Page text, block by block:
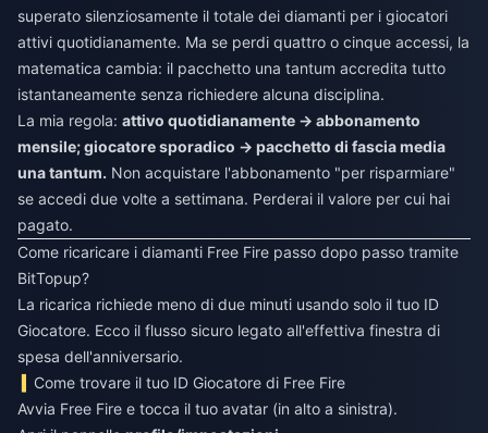
superato silenziosamente il totale dei diamanti per i giocatori
attivi quotidianamente. Ma se perdi quattro o cinque accessi, la
matematica cambia: il pacchetto una tantum accredita tutto
istantaneamente senza richiedere alcuna disciplina.
La mia regola: attivo quotidianamente → abbonamento
mensile; giocatore sporadico → pacchetto di fascia media
una tantum. Non acquistare l'abbonamento "per risparmiare"
se accedi due volte a settimana. Perderai il valore per cui hai
pagato.
Come ricaricare i diamanti Free Fire passo dopo passo tramite
BitTopup?
La ricarica richiede meno di due minuti usando solo il tuo ID
Giocatore. Ecco il flusso sicuro legato all'effettiva finestra di
spesa dell'anniversario.
Come trovare il tuo ID Giocatore di Free Fire
Avvia Free Fire e tocca il tuo avatar (in alto a sinistra).